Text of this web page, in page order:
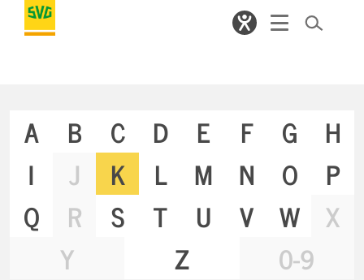
A B C D E F G
H
I
J K L M N O
P
Q
R S T U V W
X
Y
Z 0-9